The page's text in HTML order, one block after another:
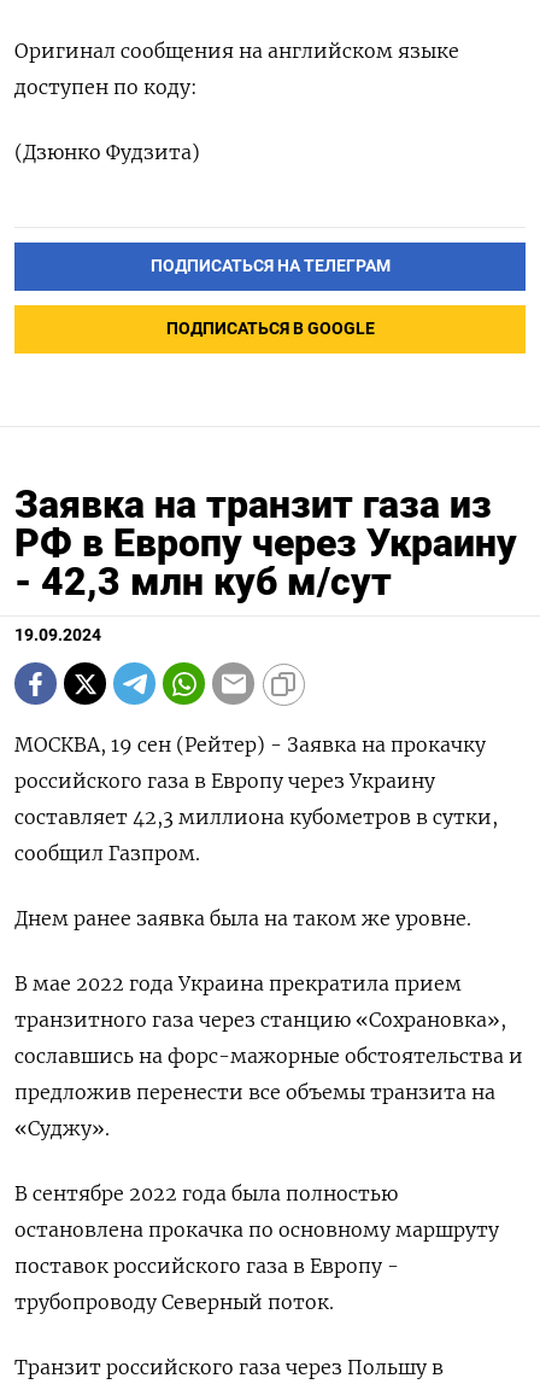
Оригинал сообщения на английском языке
доступен по коду: ​
(Дзюнко Фудзита)
ПОДПИСАТЬСЯ НА ТЕЛЕГРАМ
ПОДПИСАТЬСЯ В GOOGLE
Заявка на транзит газа из
РФ в Европу через Украину
- 42,3 млн куб м/сут
19.09.2024
МОСКВА, 19 сен (Рейтер) - Заявка на прокачку
российского газа в Европу через Украину
составляет 42,3 миллиона кубометров в сутки,
сообщил Газпром.
Днем ранее заявка была на таком же уровне.
В мае 2022 года Украина прекратила прием
транзитного газа через станцию «Сохрановка»,
сославшись на форс-мажорные обстоятельства и
предложив перенести все объемы транзита на
«Суджу».
В сентябре 2022 года была полностью
остановлена прокачка по основному маршруту
поставок российского газа в Европу -
трубопроводу Северный поток.
Транзит российского газа через Польшу в